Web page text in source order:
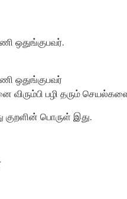
ஒதுங்குபவர்.
ஒதுங்குபவர்
விரும்பி பழி தரும்
பொருள் இது.